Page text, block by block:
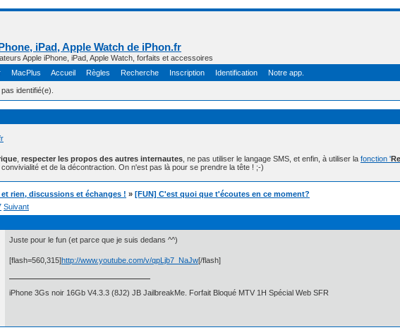
iPad, Apple Watch de iPhon.fr
Apple iPhone, iPad, Apple Watch, forfaits et accessoires
MacPlus Accueil Règles Recherche Inscription Identification Notre app.
identifié(e).
respecter les propos des autres internautes , ne pas utiliser le langage SMS, et enfin, à utiliser la fonction '
et de la décontraction. On n'est pas là pour se prendre la tête ! ;-)
rien, discussions et échanges ! » [FUN] C'est quoi que t'écoutes en ce moment?
Suivant
Juste pour le fun (et parce que je suis dedans ^^)
[flash=560,315]http://www.youtube.com/v/qpLjb7_NaJw[/flash]
iPhone 3Gs noir 16Gb V4.3.3 (8J2) JB JailbreakMe. Forfait Bloqué MTV 1H Spécial Web SFR